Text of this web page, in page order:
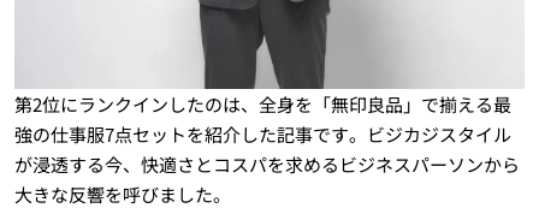
第2位にランクインしたのは、全身を「無印良品」で揃える最
強の仕事服7点セットを紹介した記事です。ビジカジスタイル
が浸透する今、快適さとコスパを求めるビジネスパーソンから
大きな反響を呼びました。